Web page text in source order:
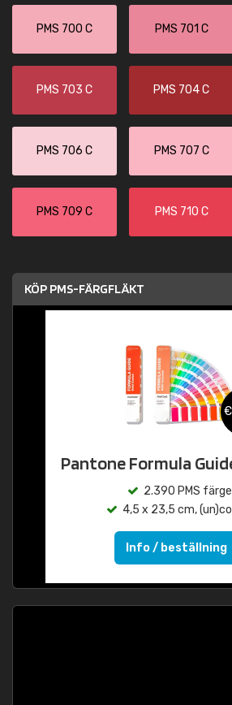
PMS 700 C PMS 701 C
PMS 703 C PMS 704 C
PMS 706 C PMS 707 C
PMS 709 C PMS 710 C
KÖP PMS-FÄRGFLÄKT
Pantone Formula
2.390 PMS
4,5 x 23,5 cm,
Info / beställning